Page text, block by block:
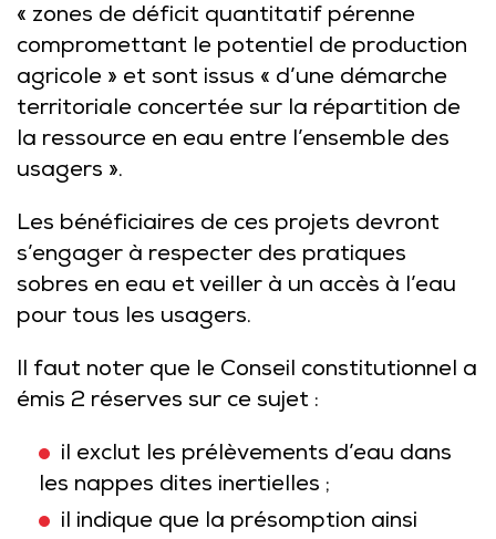
« zones de déficit quantitatif pérenne
compromettant le potentiel de production
agricole » et sont issus « d’une démarche
territoriale concertée sur la répartition de
la ressource en eau entre l’ensemble des
usagers ».
Les bénéficiaires de ces projets devront
s’engager à respecter des pratiques
sobres en eau et veiller à un accès à l’eau
pour tous les usagers.
Il faut noter que le Conseil constitutionnel a
émis 2 réserves sur ce sujet :
il exclut les prélèvements d’eau dans
les nappes dites inertielles ;
il indique que la présomption ainsi